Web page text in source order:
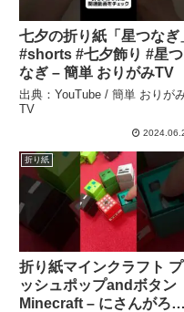
七夕の折り紙「星つなぎ
#shorts #七夕飾り #星つ
なぎ – 簡単 おりがみTV
出典：YouTube / 簡単 おりが
TV
折り紙
折り紙マインクラフト プ
ッシュポップandボタン
Minecraft – にさんがろし